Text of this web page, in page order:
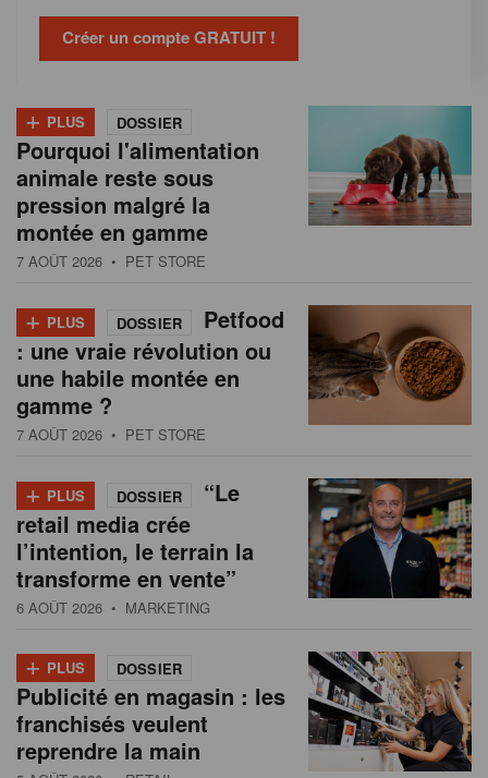
Créer un compte GRATUIT !
+ PLUS DOSSIER
Pourquoi l'alimentation
animale reste sous
pression malgré la
montée en gamme
7 AOÛT 2026 • PET STORE
+ PLUS DOSSIER
Petfood
: une vraie révolution ou
une habile montée en
gamme ?
7 AOÛT 2026 • PET STORE
+ PLUS DOSSIER
“Le
retail media crée
l’intention, le terrain la
transforme en vente”
6 AOÛT 2026 • MARKETING
+ PLUS DOSSIER
Publicité en magasin : les
franchisés veulent
reprendre la main